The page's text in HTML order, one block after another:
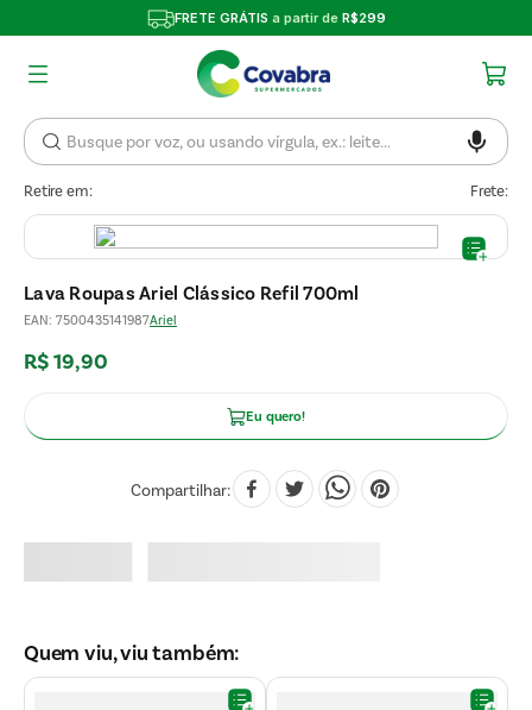
FRETE GRÁTIS a partir de R$299
Retire em: Frete:
Lava Roupas Ariel Clássico Refil 700ml
EAN: 7500435141987Ariel
R$19,90
Eu quero!
Compartilhar
Quem viu, viu também: